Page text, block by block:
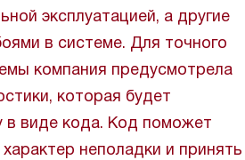
эксплуатацией, а другие
в системе. Для точного
компания предусмотрела
которая будет
в виде кода. Код поможет
неполадки и принять